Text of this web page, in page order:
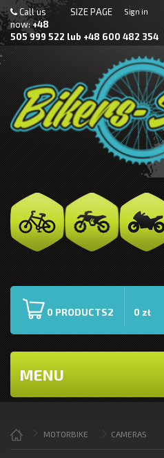
Sign in
SIZE PAGE
Call us
now:+48
505 999 522 lub +48 600 482 354
0 PRODUCTS2 0 zł
MENU
MOTORBIKE CAMERAS